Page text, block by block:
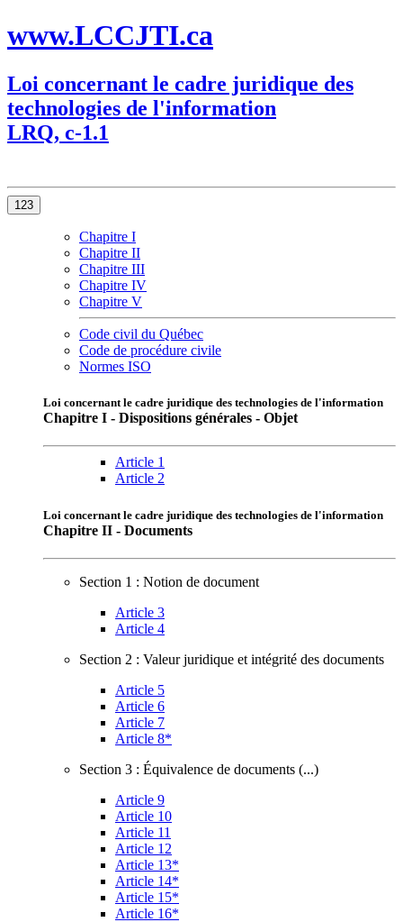
www.LCCJTI.ca
Loi concernant le cadre juridique des
technologies de l'information
LRQ, c-1.1
123
Chapitre I
Chapitre II
Chapitre III
Chapitre IV
Chapitre V
Code civil du Québec
Code de procédure civile
Normes ISO
Loi concernant le cadre juridique des technologies de l'information
Chapitre I - Dispositions générales - Objet
Article 1
Article 2
Loi concernant le cadre juridique des technologies de l'information
Chapitre II - Documents
Section 1 : Notion de document
Article 3
Article 4
Section 2 : Valeur juridique et intégrité des documents
Article 5
Article 6
Article 7
Article 8*
Section 3 : Équivalence de documents (...)
Article 9
Article 10
Article 11
Article 12
Article 13*
Article 14*
Article 15*
Article 16*